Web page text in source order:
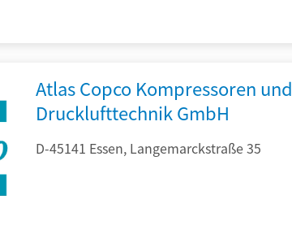
Atlas Copco Kompressoren und
Drucklufttechnik GmbH
D-45141 Essen, Langemarckstraße 35